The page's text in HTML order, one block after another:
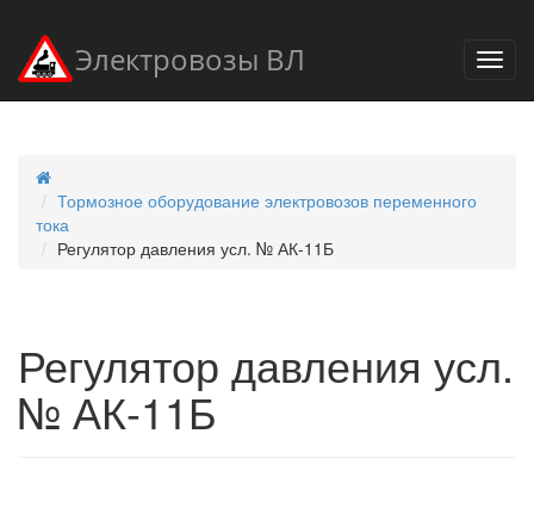
Электровозы ВЛ
Тормозное оборудование электровозов переменного
тока
Регулятор давления усл. № АК-11Б
Регулятор давления усл.
№ АК-11Б